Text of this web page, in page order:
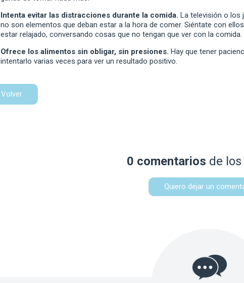
Intenta evitar las distracciones durante la comida. La televisión o los
no son elementos que deban estar a la hora de comer. Siéntate con
estar relajado, conversando cosas que no tengan que ver con la comida.
Ofrece los alimentos sin obligar, sin presiones. Hay que tener
intentarlo varias veces para ver un resultado positivo.
Volver
0 comentarios de
Quiero dejar un